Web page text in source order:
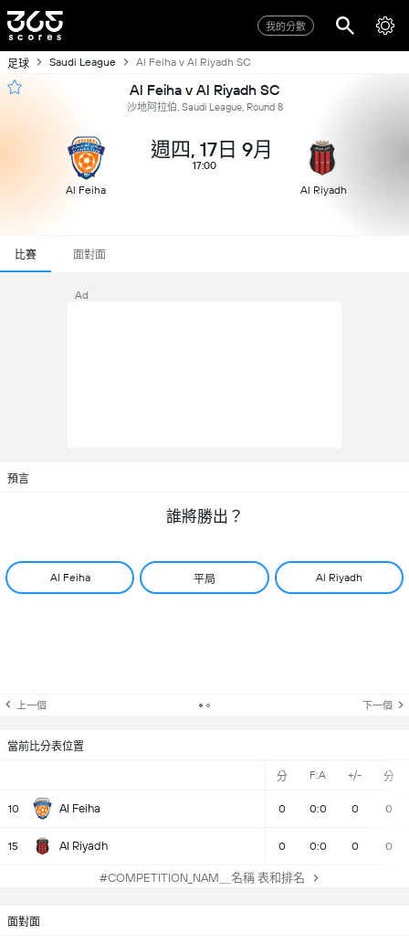
我的分數
足球 Saudi League Al Feiha v Al Riyadh SC
Al Feiha v Al Riyadh SC
沙地阿拉伯, Saudi League, Round 8
Al Feiha
週四, 17日 9月
17:00
Al Riyadh
比賽 面對面
Ad
預言
誰將勝出？
Al Feiha 平局 Al Riyadh
上一個 下一個
當前比分表位置
分 F:A +/- 分
10 Al Feiha 0 0:0 0 0
15 Al Riyadh 0 0:0 0 0
#COMPETITION_NAM＿名稱 表和排名
面對面